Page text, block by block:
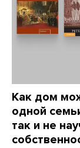
Как дом
одной
так и не